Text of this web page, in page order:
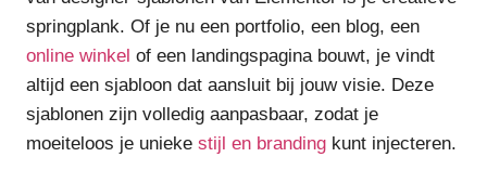
springplank. Of je nu een portfolio, een blog, een
online winkel of een landingspagina bouwt, je vindt
altijd een sjabloon dat aansluit bij jouw visie. Deze
sjablonen zijn volledig aanpasbaar, zodat je
moeiteloos je unieke stijl en branding kunt injecteren.